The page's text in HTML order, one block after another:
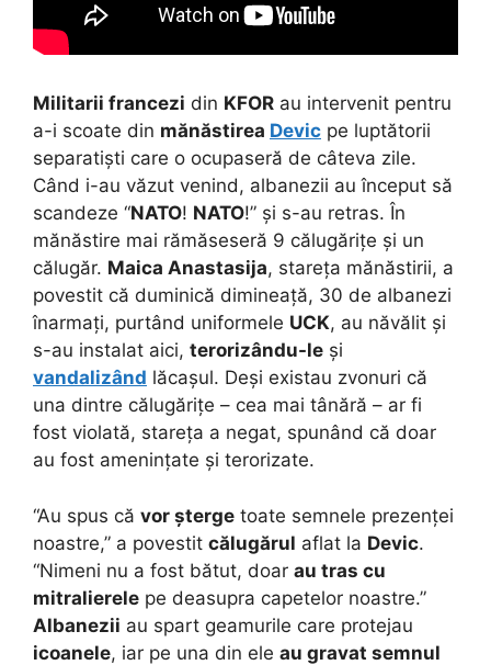
Militarii francezi din KFOR au intervenit pentru
a-i scoate din mănăstirea Devic pe luptătorii
separatiști care o ocupaseră de câteva zile.
Când i-au văzut venind, albanezii au început să
scandeze “NATO! NATO!” și s-au retras. În
mănăstire mai rămăseseră 9 călugărițe și un
călugăr. Maica Anastasija, stareța mănăstirii, a
povestit că duminică dimineață, 30 de albanezi
înarmați, purtând uniformele UCK, au năvălit și
s-au instalat aici, terorizându-le și
vandalizând lăcașul. Deși existau zvonuri că
una dintre călugărițe – cea mai tânără – ar fi
fost violată, stareța a negat, spunând că doar
au fost amenințate și terorizate.
“Au spus că vor șterge toate semnele prezenței
noastre,” a povestit călugărul aflat la Devic.
“Nimeni nu a fost bătut, doar au tras cu
mitralierele pe deasupra capetelor noastre.”
Albanezii au spart geamurile care protejau
icoanele, iar pe una din ele au gravat semnul